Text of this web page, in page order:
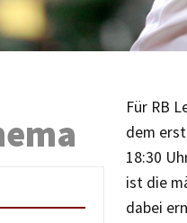
Für RB
dem
18:30
ist die
dabei